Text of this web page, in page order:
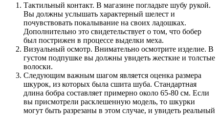
Тактильный контакт. В магазине погладьте шубу рукой.
Вы должны услышать характерный шелест и
почувствовать покалывание на своих ладошках.
Дополнительно это свидетельствует о том, что бобер
был пострижен в процессе выделки меха.
Визуальный осмотр. Внимательно осмотрите изделие. В
густом подпушке вы должны увидеть жесткие и толстые
волоски.
Следующим важным шагом является оценка размера
шкурок, из которых была сшита шуба. Стандартная
длина бобра составляет примерно около 65-80 см. Если
вы присмотрели расклешенную модель, то шкурки
могут быть разрезаны в этом случае, и увидеть реальный